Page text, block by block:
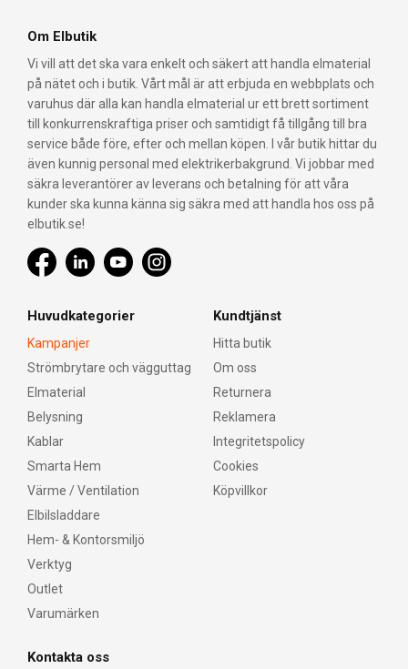
Om Elbutik
Vi vill att det ska vara enkelt och säkert att handla elmaterial
på nätet och i butik. Vårt mål är att erbjuda en webbplats och
varuhus där alla kan handla elmaterial ur ett brett sortiment
till konkurrenskraftiga priser och samtidigt få tillgång till bra
service både före, efter och mellan köpen. I vår butik hittar du
även kunnig personal med elektrikerbakgrund. Vi jobbar med
säkra leverantörer av leverans och betalning för att våra
kunder ska kunna känna sig säkra med att handla hos oss på
elbutik.se!
Huvudkategorier
Kampanjer
Strömbrytare och vägguttag
Elmaterial
Belysning
Kablar
Smarta Hem
Värme / Ventilation
Elbilsladdare
Hem- & Kontorsmiljö
Verktyg
Outlet
Varumärken
Kundtjänst
Hitta butik
Om oss
Returnera
Reklamera
Integritetspolicy
Cookies
Köpvillkor
Kontakta oss